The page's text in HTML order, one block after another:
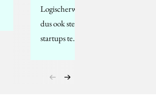
Logischerwijs beginnen
dus ook steeds meer
startups te…